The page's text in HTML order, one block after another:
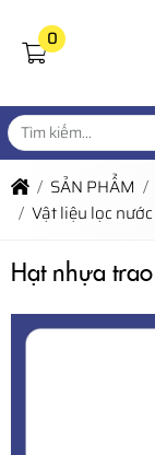
0
SẢN PHẨM
Vật liệu lọc nước
Hạt nhựa